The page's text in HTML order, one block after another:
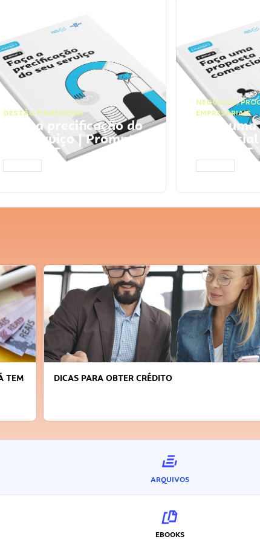
GESTÃO FINANCEIRA
Faça a precificação do
seu serviço | Prompts
ChatGPT
NEGÓCIOS,
EMPRESARIAIS
Faça
ChatGPT
FAÇA A DIFERENÇA: SEJA SUSTENTÁVEL, SEJA
ARQUIVOS
EBOOKS